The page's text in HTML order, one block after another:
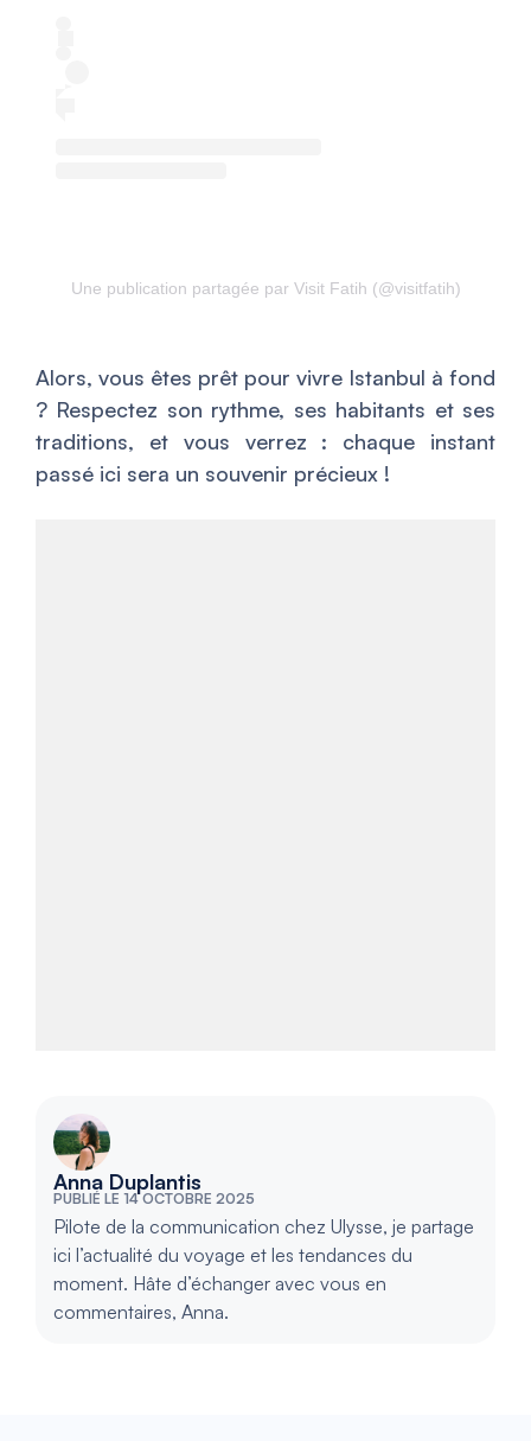
Une publication partagée par Visit Fatih (@visitfatih)
Alors, vous êtes prêt pour vivre Istanbul à fond
? Respectez son rythme, ses habitants et ses
traditions, et vous verrez : chaque instant
passé ici sera un souvenir précieux !
Anna Duplantis
PUBLIÉ LE 14 OCTOBRE 2025
Pilote de la communication chez Ulysse, je partage
ici l’actualité du voyage et les tendances du
moment. Hâte d’échanger avec vous en
commentaires, Anna.